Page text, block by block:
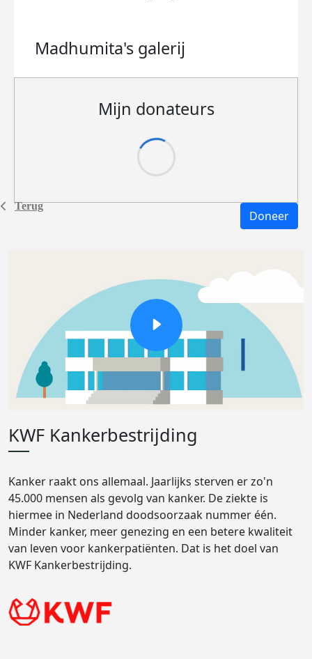
Terug
Madhumita's galerij
Mijn donateurs
Doneer
KWF Kankerbestrijding
Kanker raakt ons allemaal. Jaarlijks sterven er zo'n
45.000 mensen als gevolg van kanker. De ziekte is
hiermee in Nederland doodsoorzaak nummer één.
Minder kanker, meer genezing en een betere kwaliteit
van leven voor kankerpatiënten. Dat is het doel van
KWF Kankerbestrijding.